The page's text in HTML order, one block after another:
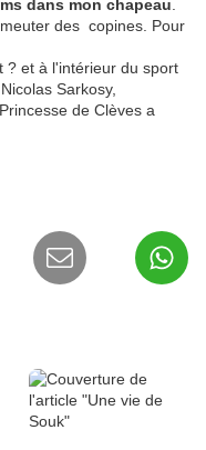
dans mon chapeau
des copines. Pour
? et à l'intérieur du sport
Sarkosy,
de Clèves a